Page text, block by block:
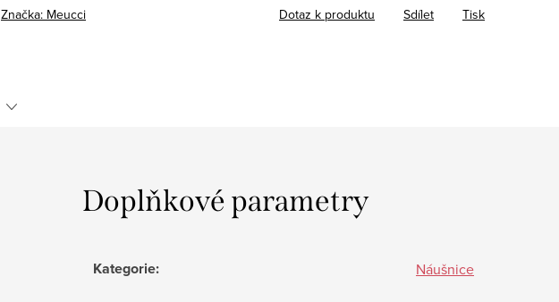
Značka: Meucci Tisk
Dotaz k produktu Sdílet
Doplňkové parametry
Kategorie: Náušnice